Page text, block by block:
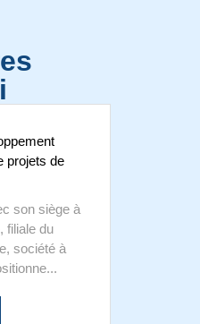
projets de
son siège à
filiale du
société à